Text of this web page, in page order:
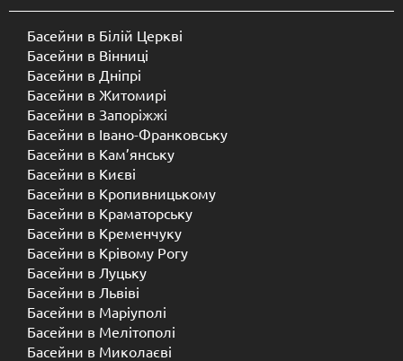
Басейни в Білій Церкві
Басейни в Вінниці
Басейни в Дніпрі
Басейни в Житомирі
Басейни в Запоріжжі
Басейни в Івано-Франковську
Басейни в Кам’янську
Басейни в Києві
Басейни в Кропивницькому
Басейни в Краматорську
Басейни в Кременчуку
Басейни в Крівому Рогу
Басейни в Луцьку
Басейни в Львіві
Басейни в Маріуполі
Басейни в Мелітополі
Басейни в Миколаєві